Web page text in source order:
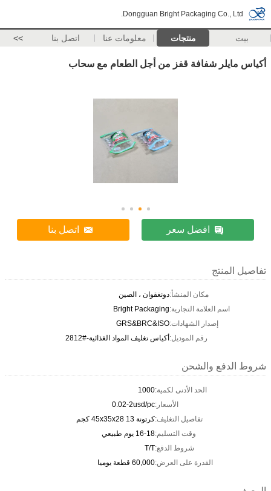
Dongguan Bright Packaging Co., Ltd.
بيت منتجات معلومات عنا اتصل بنا >>
أكياس مايلر شفافة قفز من أجل الطعام مع سحاب
افضل سعر اتصل بنا
تفاصيل المنتج
مكان المنشأ:دونغقوان ، الصين
اسم العلامة التجارية:Bright Packaging
إصدار الشهادات:GRS&BRC&ISO
رقم الموديل:أكياس تغليف المواد الغذائية-#2812
شروط الدفع والشحن
الحد الأدنى لكمية:1000
الأسعار:0.02-2usd/pc
تفاصيل التغليف:كرتونة 45x35x28 13 كجم
وقت التسليم:16-18 يوم طبيعي
شروط الدفع:T/T
القدرة على العرض:60,000 قطعة يوميا